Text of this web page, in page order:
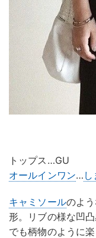
トップス…GU
オールインワン…
キャミソールのよ
形。リブの様な凹
でも柄物のように楽